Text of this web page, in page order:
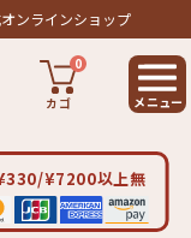
ンラインショップ
カゴ
0
¥7200以上無